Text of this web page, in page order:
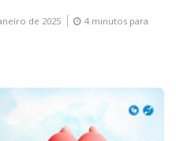
de 2025
4 minutos para